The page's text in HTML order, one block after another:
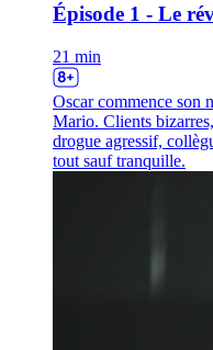
Épisode 1 - Le
21 min
Oscar commence son
Mario. Clients
drogue agressif,
tout sauf tranquille.